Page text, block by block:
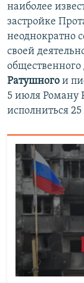
наиболее
застройке
неоднократно
своей
общественного
Ратушного и
5 июля Роману
исполниться 25